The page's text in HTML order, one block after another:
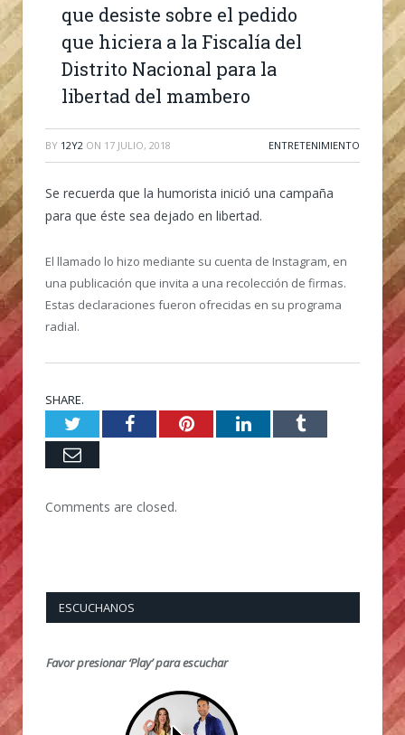
que desiste sobre el pedido
que hiciera a la Fiscalía del
Distrito Nacional para la
libertad del mambero
BY 12Y2 ON 17 JULIO, 2018 ENTRETENIMIENTO
Se recuerda que la humorista inició una campaña
para que éste sea dejado en libertad.
El llamado lo hizo mediante su cuenta de Instagram, en
una publicación que invita a una recolección de firmas.
Estas declaraciones fueron ofrecidas en su programa
radial.
SHARE.
TwitterFacebookPinterestLinkedInTumblr
Email
Comments are closed.
ESCUCHANOS
Favor presionar ‘Play’ para escuchar